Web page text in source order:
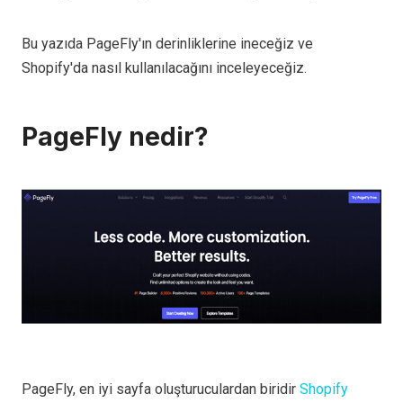
Bu yazıda PageFly'ın derinliklerine ineceğiz ve
Shopify'da nasıl kullanılacağını inceleyeceğiz.
PageFly nedir?
PageFly, en iyi sayfa oluşturuculardan biridir Shopify